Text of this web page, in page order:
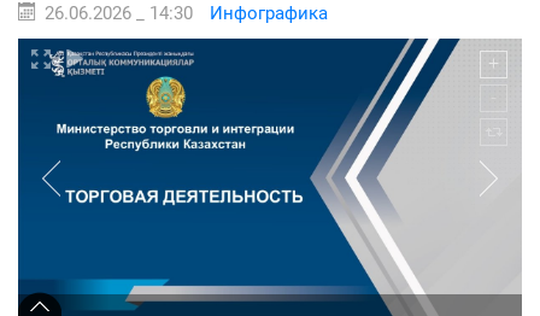
26.06.2026 _ 14:30 Инфографика